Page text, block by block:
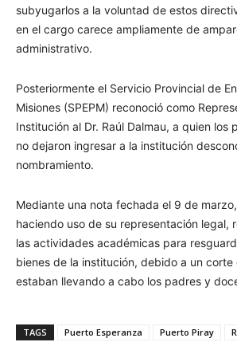
subyugarlos a la voluntad de estos
en el cargo carece ampliamente de
administrativo.
Posteriormente el Servicio Provincial de
Misiones (SPEPM) reconoció como
Institución al Dr. Raúl Dalmau, a quien los
no dejaron ingresar a la institución
nombramiento.
Mediante una nota fechada el 9 de
haciendo uso de su representación legal,
las actividades académicas para
bienes de la institución, debido a un corte
estaban llevando a cabo los padres y
TAGS Puerto Esperanza Puerto Piray